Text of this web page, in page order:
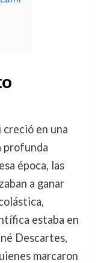
en una
profunda
época, las
a ganar
estaba en
Descartes,
marcaron